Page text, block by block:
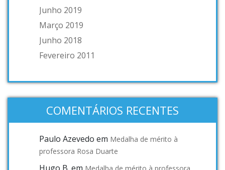
Junho 2019
Março 2019
Junho 2018
Fevereiro 2011
COMENTÁRIOS RECENTES
Paulo Azevedo em Medalha de mérito à
professora Rosa Duarte